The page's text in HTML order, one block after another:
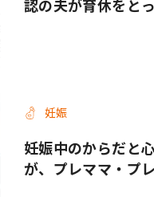
認の夫が育休をと
妊娠
妊娠中のからだと
が、プレママ・プ